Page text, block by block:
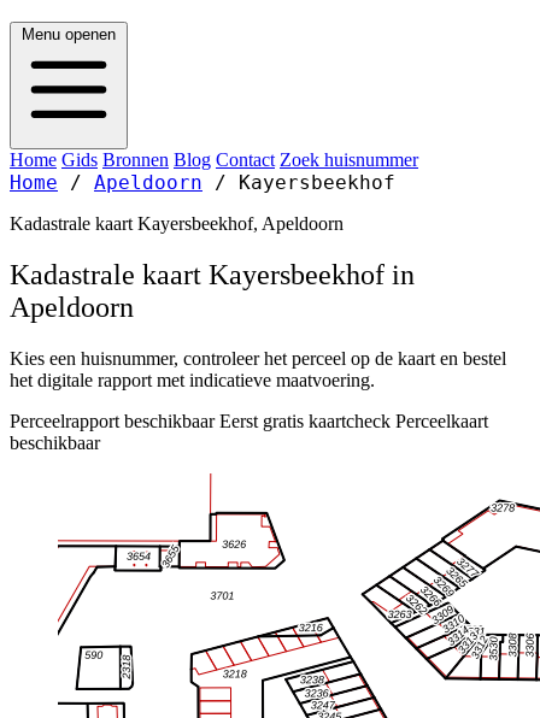
Menu openen
Home Gids Bronnen Blog Contact Zoek huisnummer
Home / Apeldoorn / Kayersbeekhof
Kadastrale kaart Kayersbeekhof, Apeldoorn
Kadastrale kaart Kayersbeekhof in
Apeldoorn
Kies een huisnummer, controleer het perceel op de kaart en bestel
het digitale rapport met indicatieve maatvoering.
Perceelrapport beschikbaar Eerst gratis kaartcheck Perceelkaart
beschikbaar